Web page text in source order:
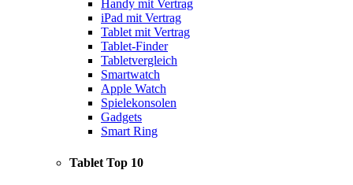
Handy mit Vertrag
iPad mit Vertrag
Tablet mit Vertrag
Tablet-Finder
Tabletvergleich
Smartwatch
Apple Watch
Spielekonsolen
Gadgets
Smart Ring
Tablet Top 10